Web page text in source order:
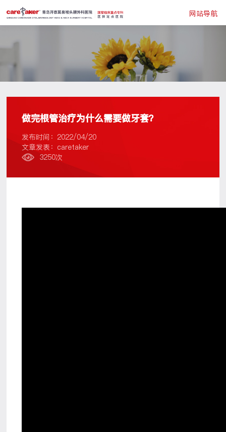
网站导航
做完根管治疗为什么需要做牙套？
发布时间：2022/04/20
文章发表：caretaker
3250次